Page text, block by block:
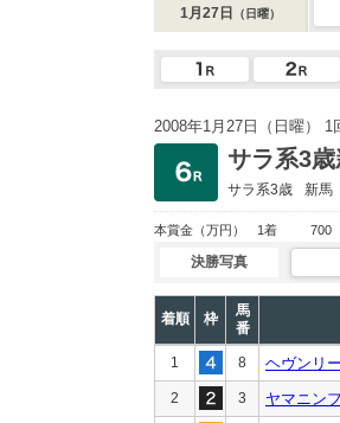
1月27日 （日曜）
2008年1月27日（日曜） 1
サラ系3
サラ系3歳 新馬
本賞金 （万円） 1着 700
決勝写真
着順 枠
馬
番
1 8 ヘヴンリ
2 3 ヤマニン